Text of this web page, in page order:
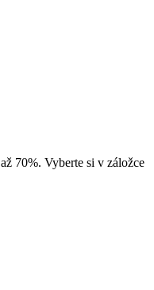
70%. Vyberte si v záložce